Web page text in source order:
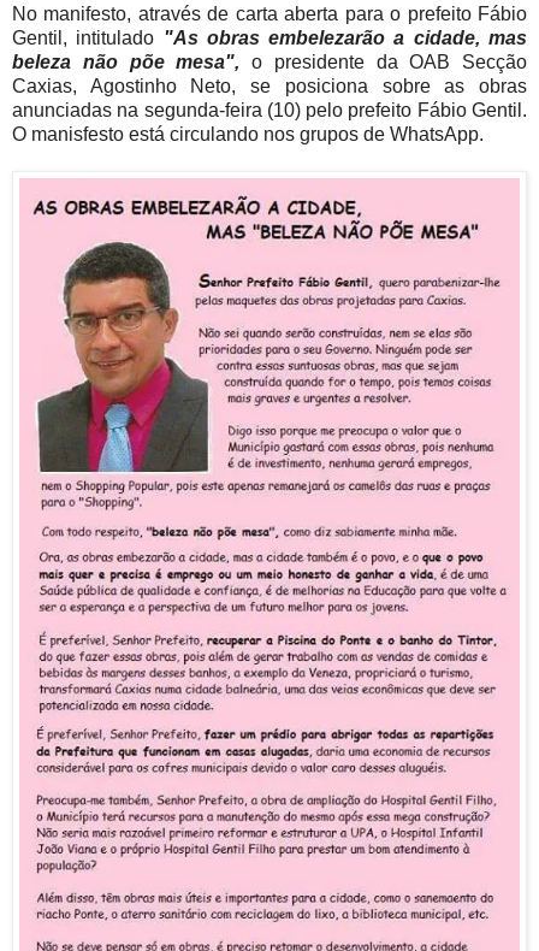
No manifesto, através de carta aberta para o prefeito Fábio
Gentil, intitulado "As obras embelezarão a cidade, mas
beleza não põe mesa", o presidente da OAB Secção
Caxias, Agostinho Neto, se posiciona sobre as obras
anunciadas na segunda-feira (10) pelo prefeito Fábio Gentil.
O manisfesto está circulando nos grupos de WhatsApp.